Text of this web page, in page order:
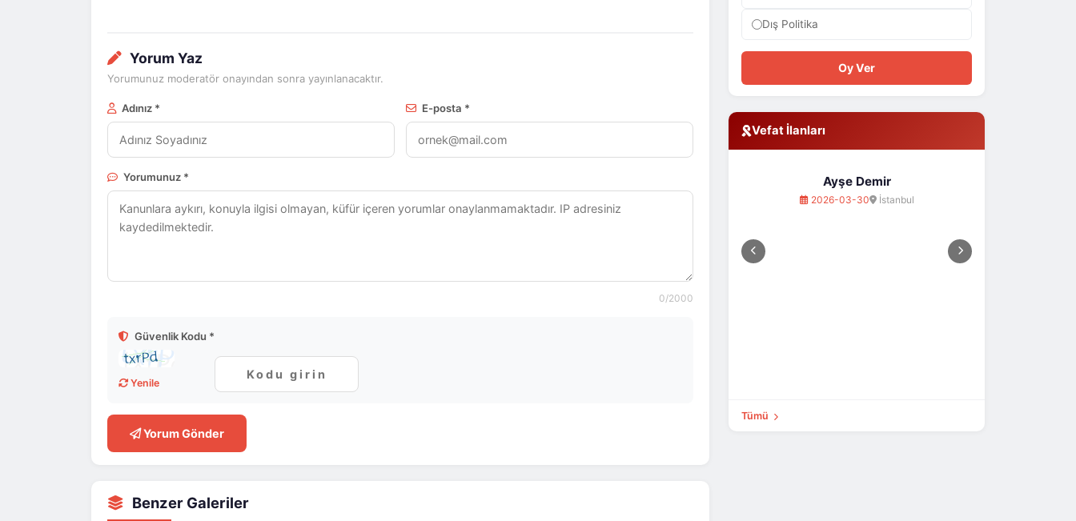
Yorum Yaz
Yorumunuz moderatör onayından sonra yayınlanacaktır.
Adınız * E-posta *
Yorumunuz *
0/2000
Güvenlik Kodu *
Yenile
Yorum Gönder
Benzer Galeriler
Dış Politika
Oy Ver
Vefat İlanları
Turhan Demir
2026-06-22
Tümü